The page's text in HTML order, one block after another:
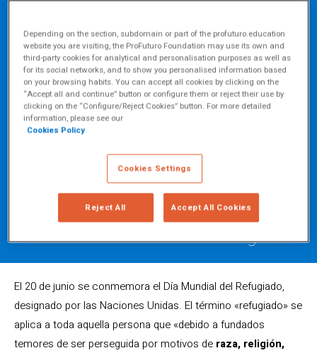
Compartir
19 junio 2026
Junto con ACNUR, en ProFuturo
trabajamos para acercar
oportunidades de aprendizaje a
niños y niñas refugiados y
desplazados, adaptando un modelo
educativo a entornos de emergencia.
El 20 de junio se conmemora el Día Mundial del Refugiado,
designado por las Naciones Unidas. El término «refugiado» se
aplica a toda aquella persona que «debido a fundados
temores de ser perseguida por motivos de raza, religión,
Depending on the section, subdomain or part of the profuturo.education
website you are visiting, the ProFuturo Foundation may use its own and
third-party cookies for analytical and personalisation purposes as well as
for its social networks, and to show you personalised information based
on your browsing habits. You can accept all cookies by clicking on the
“Accept all and continue” button or configure them or reject their use by
clicking on the “Configure/Reject Cookies” button. For more detailed
information, please see our
Cookies Policy
Cookies Settings
Reject All Accept All Cookies